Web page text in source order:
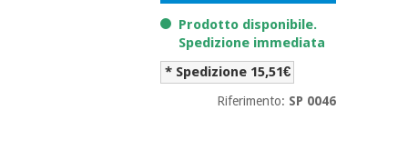
Prodotto disponibile.
Spedizione immediata
* Spedizione 15,51€
Riferimento: SP 0046